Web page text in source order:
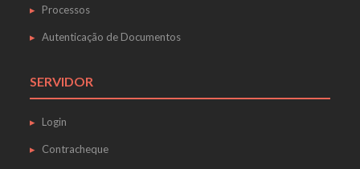
Processos
Autenticação de Documentos
SERVIDOR
Login
Contracheque